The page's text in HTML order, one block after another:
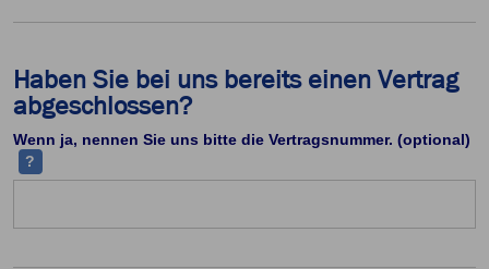
Haben Sie bei uns bereits einen Vertrag
abgeschlossen?
Wenn ja, nennen Sie uns bitte die Vertragsnummer. (optional)
?